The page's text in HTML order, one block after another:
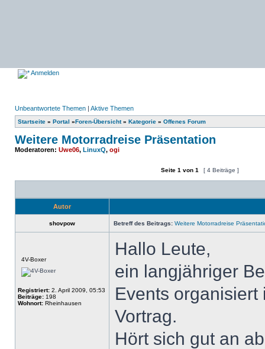
Anmelden
Unbeantwortete Themen | Aktive Themen
Startseite » Portal »Foren-Übersicht» Kategorie » Offenes Forum
Weitere Motorradreise Präsentation
Moderatoren: Uwe06, LinuxQ, ogi
Ein neues Thema erstellenAuf das Thema antworten
Seite 1 von 1 [ 4 Beiträge ]
Autor
shovpow Betreff des Beitrags: Weitere Motorradreise
4V-Boxer
Registriert: 2. April 2009, 05:53
Beiträge: 198
Wohnort: Rheinhausen
Hallo Leute,
ein langjähriger
Events
Vortrag.
Hört sich gut an